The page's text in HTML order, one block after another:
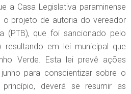
a Casa Legislativa paraminense
projeto de autoria do vereador
(PTB), que foi sancionado pelo
resultando em lei municipal que
Verde. Esta lei prevê ações
para conscientizar sobre o
deverá se resumir as